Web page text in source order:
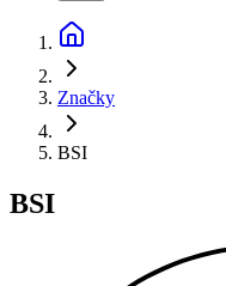
Značky
BSI
BSI